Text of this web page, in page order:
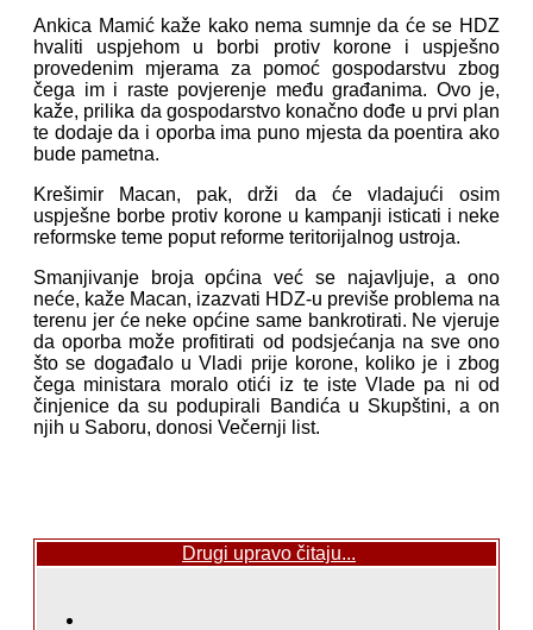
Ankica Mamić kaže kako nema sumnje da će se HDZ
hvaliti uspjehom u borbi protiv korone i uspješno
provedenim mjerama za pomoć gospodarstvu zbog
čega im i raste povjerenje među građanima. Ovo je,
kaže, prilika da gospodarstvo konačno dođe u prvi plan
te dodaje da i oporba ima puno mjesta da poentira ako
bude pametna.
Krešimir Macan, pak, drži da će vladajući osim
uspješne borbe protiv korone u kampanji isticati i neke
reformske teme poput reforme teritorijalnog ustroja.
Smanjivanje broja općina već se najavljuje, a ono
neće, kaže Macan, izazvati HDZ-u previše problema na
terenu jer će neke općine same bankrotirati. Ne vjeruje
da oporba može profitirati od podsjećanja na sve ono
što se događalo u Vladi prije korone, koliko je i zbog
čega ministara moralo otići iz te iste Vlade pa ni od
činjenice da su podupirali Bandića u Skupštini, a on
njih u Saboru, donosi Večernji list.
Drugi upravo čitaju...